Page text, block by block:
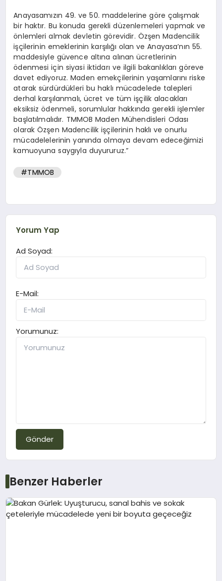
Anayasamızın 49. ve 50. maddelerine göre çalışmak
bir haktır. Bu konuda gerekli düzenlemeleri yapmak ve
önlemleri almak devletin görevidir. Özşen Madencilik
işçilerinin emeklerinin karşılığı olan ve Anayasa’nın 55.
maddesiyle güvence altına alınan ücretlerinin
ödenmesi için siyasi iktidarı ve ilgili bakanlıkları göreve
davet ediyoruz. Maden emekçilerinin yaşamlarını riske
atarak sürdürdükleri bu haklı mücadelede talepleri
derhal karşılanmalı, ücret ve tüm işçilik alacakları
eksiksiz ödenmeli, sorumlular hakkında gerekli işlemler
başlatılmalıdır. TMMOB Maden Mühendisleri Odası
olarak Özşen Madencilik işçilerinin haklı ve onurlu
mücadelelerinin yanında olmaya devam edeceğimizi
kamuoyuna saygıyla duyururuz.”
#TMMOB
Yorum Yap
Ad Soyad:
E-Mail:
Yorumunuz:
Gönder
Benzer Haberler